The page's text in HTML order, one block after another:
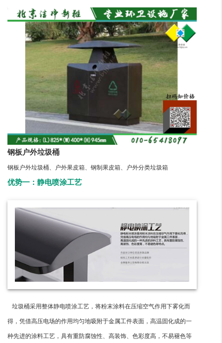
钢板户外垃圾桶
钢板户外垃圾桶、户外果皮箱、钢制果皮箱、户外分类垃圾箱
优势一：静电喷涂工艺
垃圾桶采用整体静电喷涂工艺，将粉末涂料在压缩空气作用下雾化而
得，凭借高压电场的作用均匀地吸附于金属工件表面，高温固化成的一
种先进的涂料工艺，具有重防腐蚀性、高装饰、色彩度高，不易褪色等